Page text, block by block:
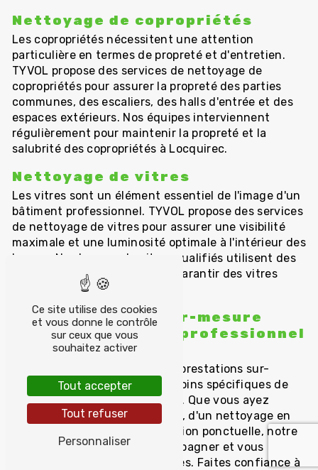
Nettoyage de copropriétés
Les copropriétés nécessitent une attention
particulière en termes de propreté et d'entretien.
TYVOL propose des services de nettoyage de
copropriétés pour assurer la propreté des parties
communes, des escaliers, des halls d'entrée et des
espaces extérieurs. Nos équipes interviennent
régulièrement pour maintenir la propreté et la
salubrité des copropriétés à Locquirec.
Nettoyage de vitres
Les vitres sont un élément essentiel de l'image d'un
bâtiment professionnel. TYVOL propose des services
de nettoyage de vitres pour assurer une visibilité
maximale et une luminosité optimale à l'intérieur des
locaux. Nos laveurs de vitres qualifiés utilisent des
techniques spécifiques pour garantir des vitres
propres et étincelantes.
Des prestations sur-mesure
pour un nettoyage professionnel
à Locquirec
TYVOL s'engage à fournir des prestations sur-
mesure pour répondre aux besoins spécifiques de
chaque entreprise à Locquirec. Que vous ayez
besoin d'un nettoyage régulier, d'un nettoyage en
profondeur ou d'une intervention ponctuelle, notre
équipe est là pour vous accompagner et vous
apporter des solutions adaptées. Faites confiance à
Ce site utilise des cookies
et vous donne le contrôle
sur ceux que vous
souhaitez activer
Tout accepter
Tout refuser
Personnaliser